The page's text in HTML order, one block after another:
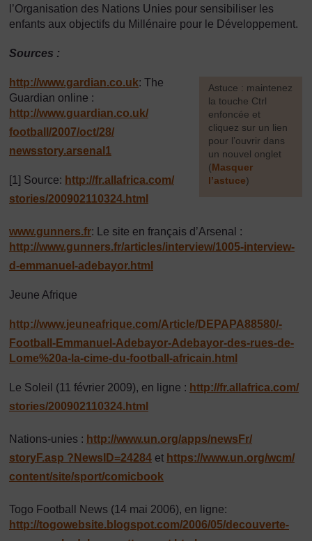
l’Organisation des Nations Unies pour sensibiliser les
enfants aux objectifs du Millénaire pour le Développement.
Sources :
http://www.gardian.co.uk [Astuce : maintenez
la touche Ctrl
enfoncée et
cliquez sur un lien
pour l’ouvrir dans
un nouvel onglet
(Masquer
l’astuce)
: The
Guardian online :
http://www.guardian.co.uk/
football/2007/oct/28/
newsstory.arsenal1
[1] Source: http://fr.allafrica.com/
stories/200902110324.html
www.gunners.fr: Le site en français d’Arsenal :
http://www.gunners.fr/articles/interview/1005-interview-
d-emmanuel-adebayor.html
Jeune Afrique
http://www.jeuneafrique.com/Article/DEPAPA88580/-
Football-Emmanuel-Adebayor-Adebayor-des-rues-de-
Lome%20a-la-cime-du-football-africain.html
Le Soleil (11 février 2009), en ligne : http://fr.allafrica.com/
stories/200902110324.html
Nations-unies : http://www.un.org/apps/newsFr/
storyF.asp ?NewsID=24284 et https://www.un.org/wcm/
content/site/sport/comicbook
Togo Football News (14 mai 2006), en ligne:
http://togowebsite.blogspot.com/2006/05/decouverte-